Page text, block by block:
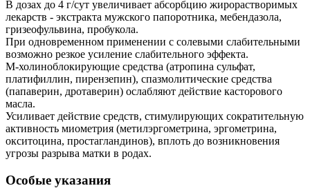
В дозах до 4 г/сут увеличивает абсорбцию жирорастворимых
лекарств - экстракта мужского папоротника, мебендазола,
гризеофульвина, пробукола.
При одновременном применении с солевыми слабительными
возможно резкое усиление слабительного эффекта.
М-холиноблокирующие средства (атропина сульфат,
платифиллин, пирензепин), спазмолитические средства
(папаверин, дротаверин) ослабляют действие касторового
масла.
Усиливает действие средств, стимулирующих сократительную
активность миометрия (метилэргометрина, эргометрина,
окситоцина, простагландинов), вплоть до возникновения
угрозы разрыва матки в родах.
Особые указания